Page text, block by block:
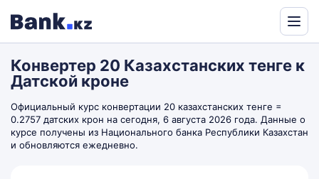
by
Translate
Конвертер 20 Казахстанских тенге к
Датской кроне
Официальный курс конвертации 20 казахстанских тенге =
0.2757 датских крон на сегодня, 6 августа 2026 года. Данные о
курсе получены из Национального банка Республики Казахстан
и обновляются ежедневно.